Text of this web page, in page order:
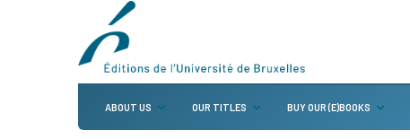
ABOUT US OUR TITLES BUY OUR (E)BOOKS